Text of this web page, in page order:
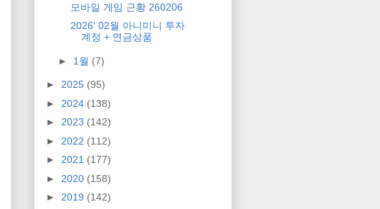
모바일 게임 근황 260206
2026' 02월 아니미니 투자
계정 + 연금상품
► 1월 (7)
► 2025 (95)
► 2024 (138)
► 2023 (142)
► 2022 (112)
► 2021 (177)
► 2020 (158)
► 2019 (142)